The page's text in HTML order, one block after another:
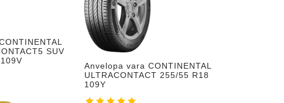
SUV
Anvelopa vara CONTINENTAL
ULTRACONTACT 255/55 R18
109Y